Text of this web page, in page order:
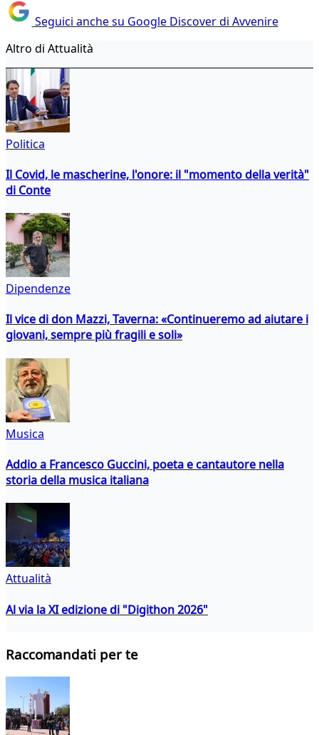
Seguici anche su Google Discover di Avvenire
Altro di Attualità
Politica
Il Covid, le mascherine, l'onore: il "momento della verità"
di Conte
Dipendenze
Il vice di don Mazzi, Taverna: «Continueremo ad aiutare i
giovani, sempre più fragili e soli»
Musica
Addio a Francesco Guccini, poeta e cantautore nella
storia della musica italiana
Attualità
Al via la XI edizione di "Digithon 2026"
Raccomandati per te